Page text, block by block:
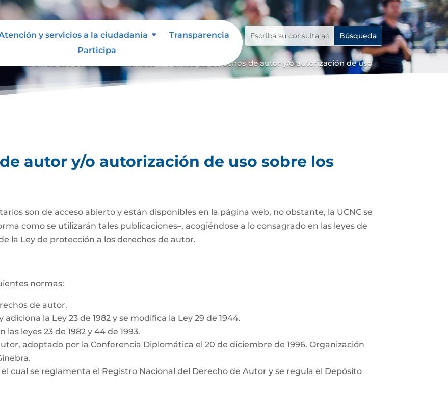
y servicios a la ciudadanía
Transparencia
Participa
Política de derechos de autor y/o autorización de uso
autor y/o autorización de uso sobre los
son de acceso abierto y están disponibles en la página web, no obstante, la UCNC se
como se utilizarán tales publicaciones–, acogiéndose a lo consagrado en las leyes de
la Ley de protección a los derechos de autor.
normas:
de autor.
la Ley 23 de 1982 y se modifica la Ley 29 de 1944.
leyes 23 de 1982 y 44 de 1993.
adoptado por la Conferencia Diplomática el 20 de diciembre de 1996. Organización
el cual se reglamenta el Registro Nacional del Derecho de Autor y se regula el Depósito